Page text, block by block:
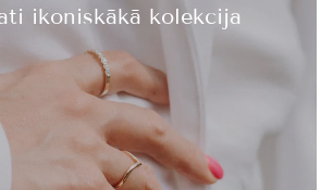
ikoniskākā kolekcija